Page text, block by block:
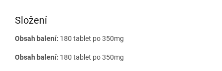
Složení
Obsah balení: 180 tablet po 350mg
Obsah balení: 180 tablet po 350mg